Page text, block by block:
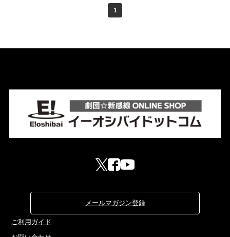
1
メールマガジン登録
ご利用ガイド